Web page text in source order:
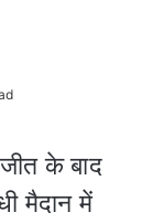
जीत के बाद
मैदान में